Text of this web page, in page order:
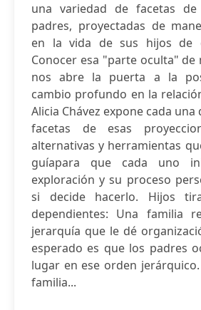
una variedad de facetas
padres, proyectadas de
en la vida de sus hijos de
Conocer esa "parte oculta" de
nos abre la puerta a la
cambio profundo en la
Alicia Chávez expone cada
facetas de esas
alternativas y herramientas
guíapara que cada uno
exploración y su proceso
si decide hacerlo. Hijos
dependientes: Una familia
jerarquía que le dé
esperado es que los padres
lugar en ese orden
familia...